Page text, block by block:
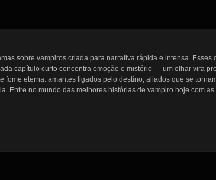
sobre vampiros criada para narrativa rápida e intensa.
capítulo curto concentra emoção e mistério — um olhar vira
fome eterna: amantes ligados pelo destino, aliados que se
Entre no mundo das melhores histórias de vampiro hoje com
acontecem depressa, os impactos emocionais são